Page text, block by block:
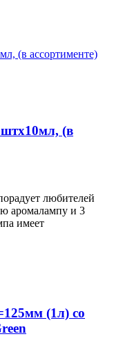
(в
любителей
аромалампу и 3
имеет
(1л) со